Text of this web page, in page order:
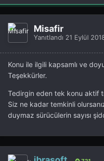
Misafir
Yanıtlandı 21 Eylül
Konu ile ilgili kapsamlı ve
Teşekkürler.
Tedirgin eden tek konu aktif
Siz ne kadar temkinli
duymaz sürücülerin sayısı